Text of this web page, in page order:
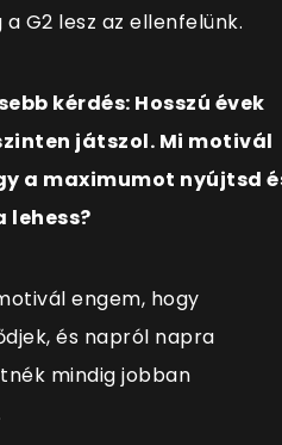
G2 lesz az ellenfelünk.
kérdés: Hosszú évek
játszol. Mi motivál
a maximumot nyújtsd
lehess?
engem, hogy
és napról napra
mindig jobban